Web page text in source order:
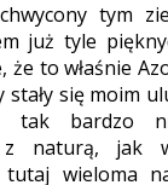
tym
już tyle
że to właśnie
stały się moim
tak bardzo
z naturą, jak
tutaj wieloma